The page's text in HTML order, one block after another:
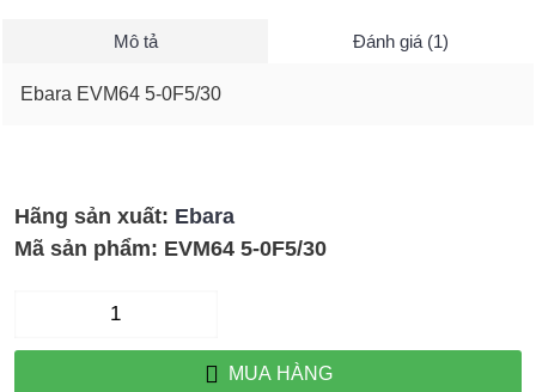
Mô tả Đánh giá (1)
Ebara EVM64 5-0F5/30
Hãng sản xuất: Ebara
Mã sản phẩm: EVM64 5-0F5/30
MUA HÀNG